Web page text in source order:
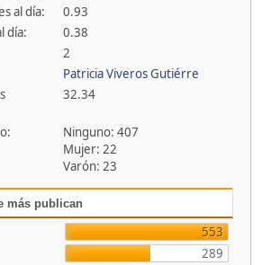
al día:
0.93
día:
0.38
2
Patricia Viveros Gutiérre
32.34
Ninguno: 407
Mujer: 22
Varón: 23
más publican
553
289